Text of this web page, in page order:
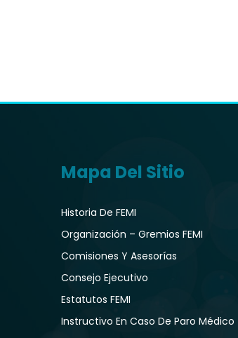
Mapa Del Sitio
Historia De FEMI
Organización – Gremios FEMI
Comisiones Y Asesorías
Consejo Ejecutivo
Estatutos FEMI
Instructivo En Caso De Paro Médico